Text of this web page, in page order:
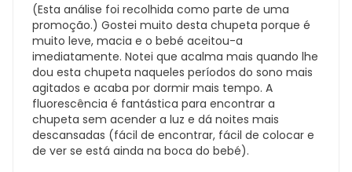
(Esta análise foi recolhida como parte de uma
promoção.) Gostei muito desta chupeta porque é
muito leve, macia e o bebé aceitou-a
imediatamente. Notei que acalma mais quando lhe
dou esta chupeta naqueles períodos do sono mais
agitados e acaba por dormir mais tempo. A
fluorescência é fantástica para encontrar a
chupeta sem acender a luz e dá noites mais
descansadas (fácil de encontrar, fácil de colocar e
de ver se está ainda na boca do bebé).